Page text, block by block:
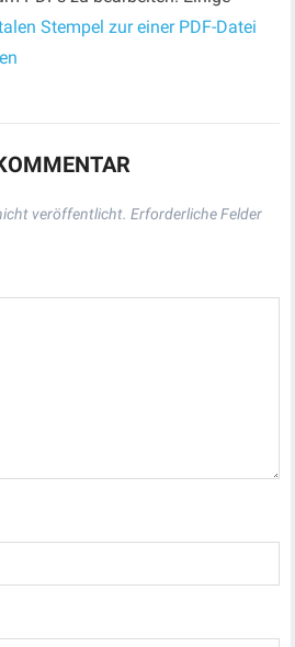
Stempel zur einer PDF-Datei
veröffentlicht. Erforderliche Felder